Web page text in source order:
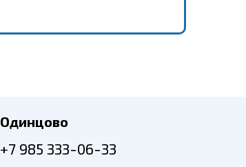
Одинцово
+7 985 333-06-33